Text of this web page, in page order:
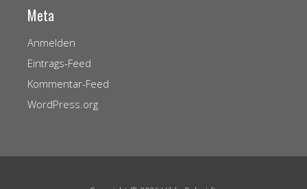
Meta
Anmelden
Eintrags-Feed
Kommentar-Feed
WordPress.org